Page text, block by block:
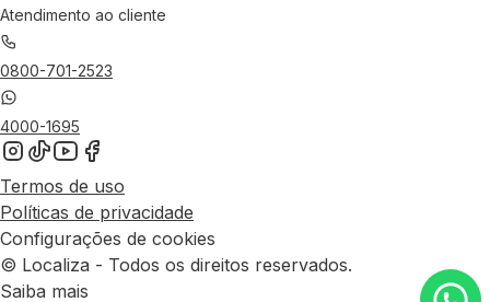
Atendimento ao cliente
0800-701-2523
4000-1695
Termos de uso
Políticas de privacidade
Configurações de cookies
© Localiza - Todos os direitos reservados.
Saiba mais